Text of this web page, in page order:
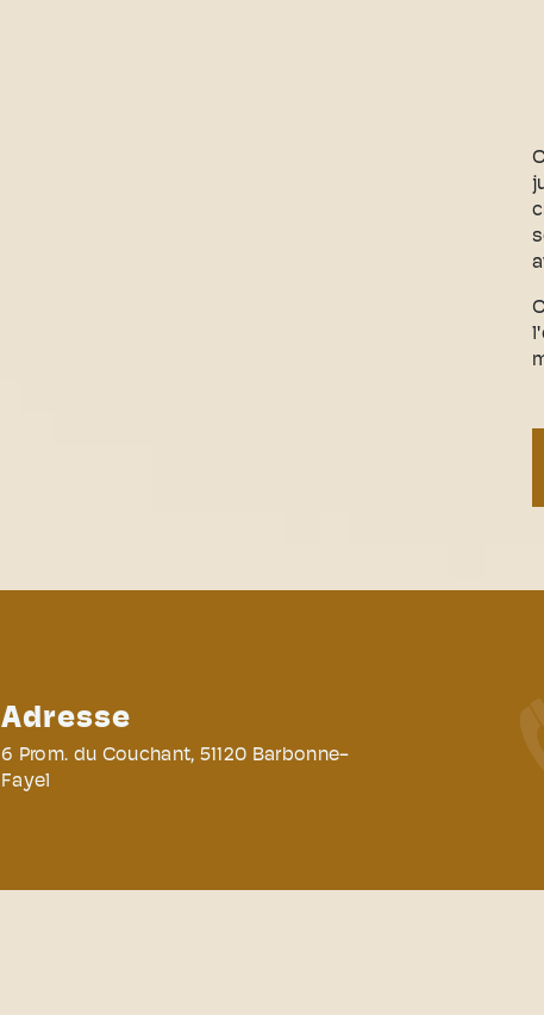
Adresse
6 Prom. du Couchant, 51120 Barbonne-
Fayel